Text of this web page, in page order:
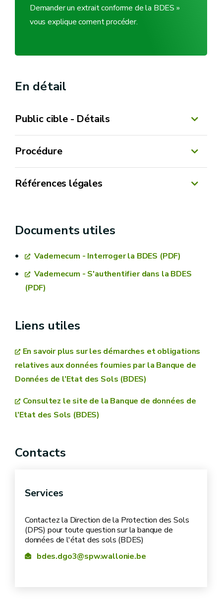
Demander un extrait conforme de la BDES »
vous explique coment procéder.
En détail
Public cible - Détails
Procédure
références des dossiers
Références légales
et à l’assainissement des sols et ses
Arrêté du Gouvernement wallon du 06
décembre 2018 relatif à la gestion et
l’assainissement des sols et ses modifications
Documents utiles
Vademecum - Interroger la BDES (PDF)
Vademecum - S'authentifier dans la BDES
(PDF)
Liens utiles
En savoir plus sur les démarches et obligations
relatives aux données fournies par la Banque de
Données de l’Etat des Sols (BDES)
Consultez le site de la Banque de données de
l'Etat des Sols (BDES)
Contacts
Services
Contactez la Direction de la Protection des Sols
(DPS) pour toute question sur la banque de
données de l'état des sols (BDES)
bdes.dgo3@spw.wallonie.be